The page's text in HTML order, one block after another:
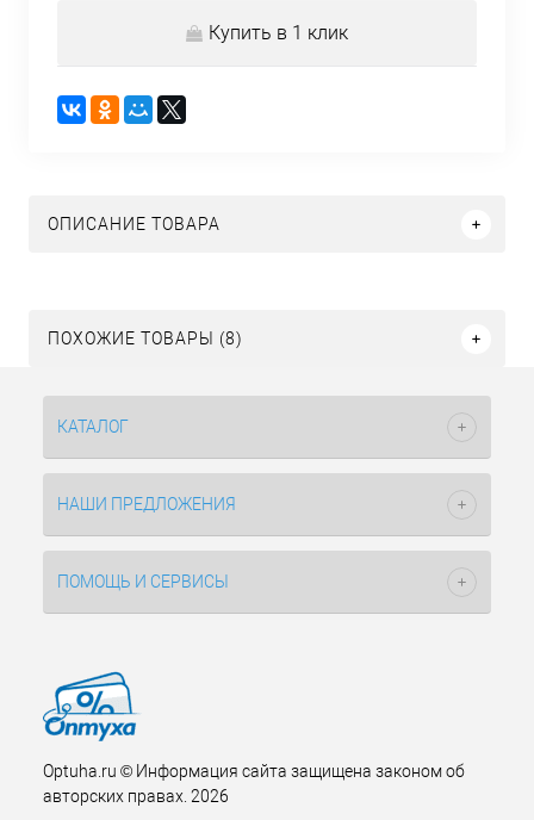
Купить в 1 клик
ОПИСАНИЕ ТОВАРА
ПОХОЖИЕ ТОВАРЫ (8)
КАТАЛОГ
НАШИ ПРЕДЛОЖЕНИЯ
ПОМОЩЬ И СЕРВИСЫ
Optuha.ru © Информация сайта защищена законом об
авторских правах. 2026